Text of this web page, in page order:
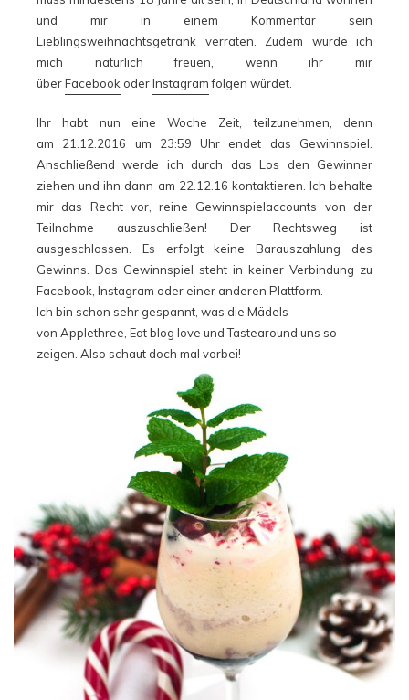
und mir in einem Kommentar sein
Lieblingsweihnachtsgetränk verraten. Zudem würde ich
mich natürlich freuen, wenn ihr mir
überFacebook oderInstagramfolgen würdet.
Ihr habt nun eine Woche Zeit, teilzunehmen, denn
am 21.12.2016 um 23:59 Uhr endet das Gewinnspiel.
Anschließend werde ich durch das Los den Gewinner
ziehen und ihn dann am 22.12.16 kontaktieren. Ich behalte
mir das Recht vor, reine Gewinnspielaccounts von der
Teilnahme auszuschließen! Der Rechtsweg ist
ausgeschlossen. Es erfolgt keine Barauszahlung des
Gewinns. Das Gewinnspiel steht in keiner Verbindung zu
Facebook, Instagram oder einer anderen Plattform.
Ich bin schon sehr gespannt, was die Mädels
von Applethree Eat blog love undTastearound uns so
zeigen. Also schaut doch mal vorbei!